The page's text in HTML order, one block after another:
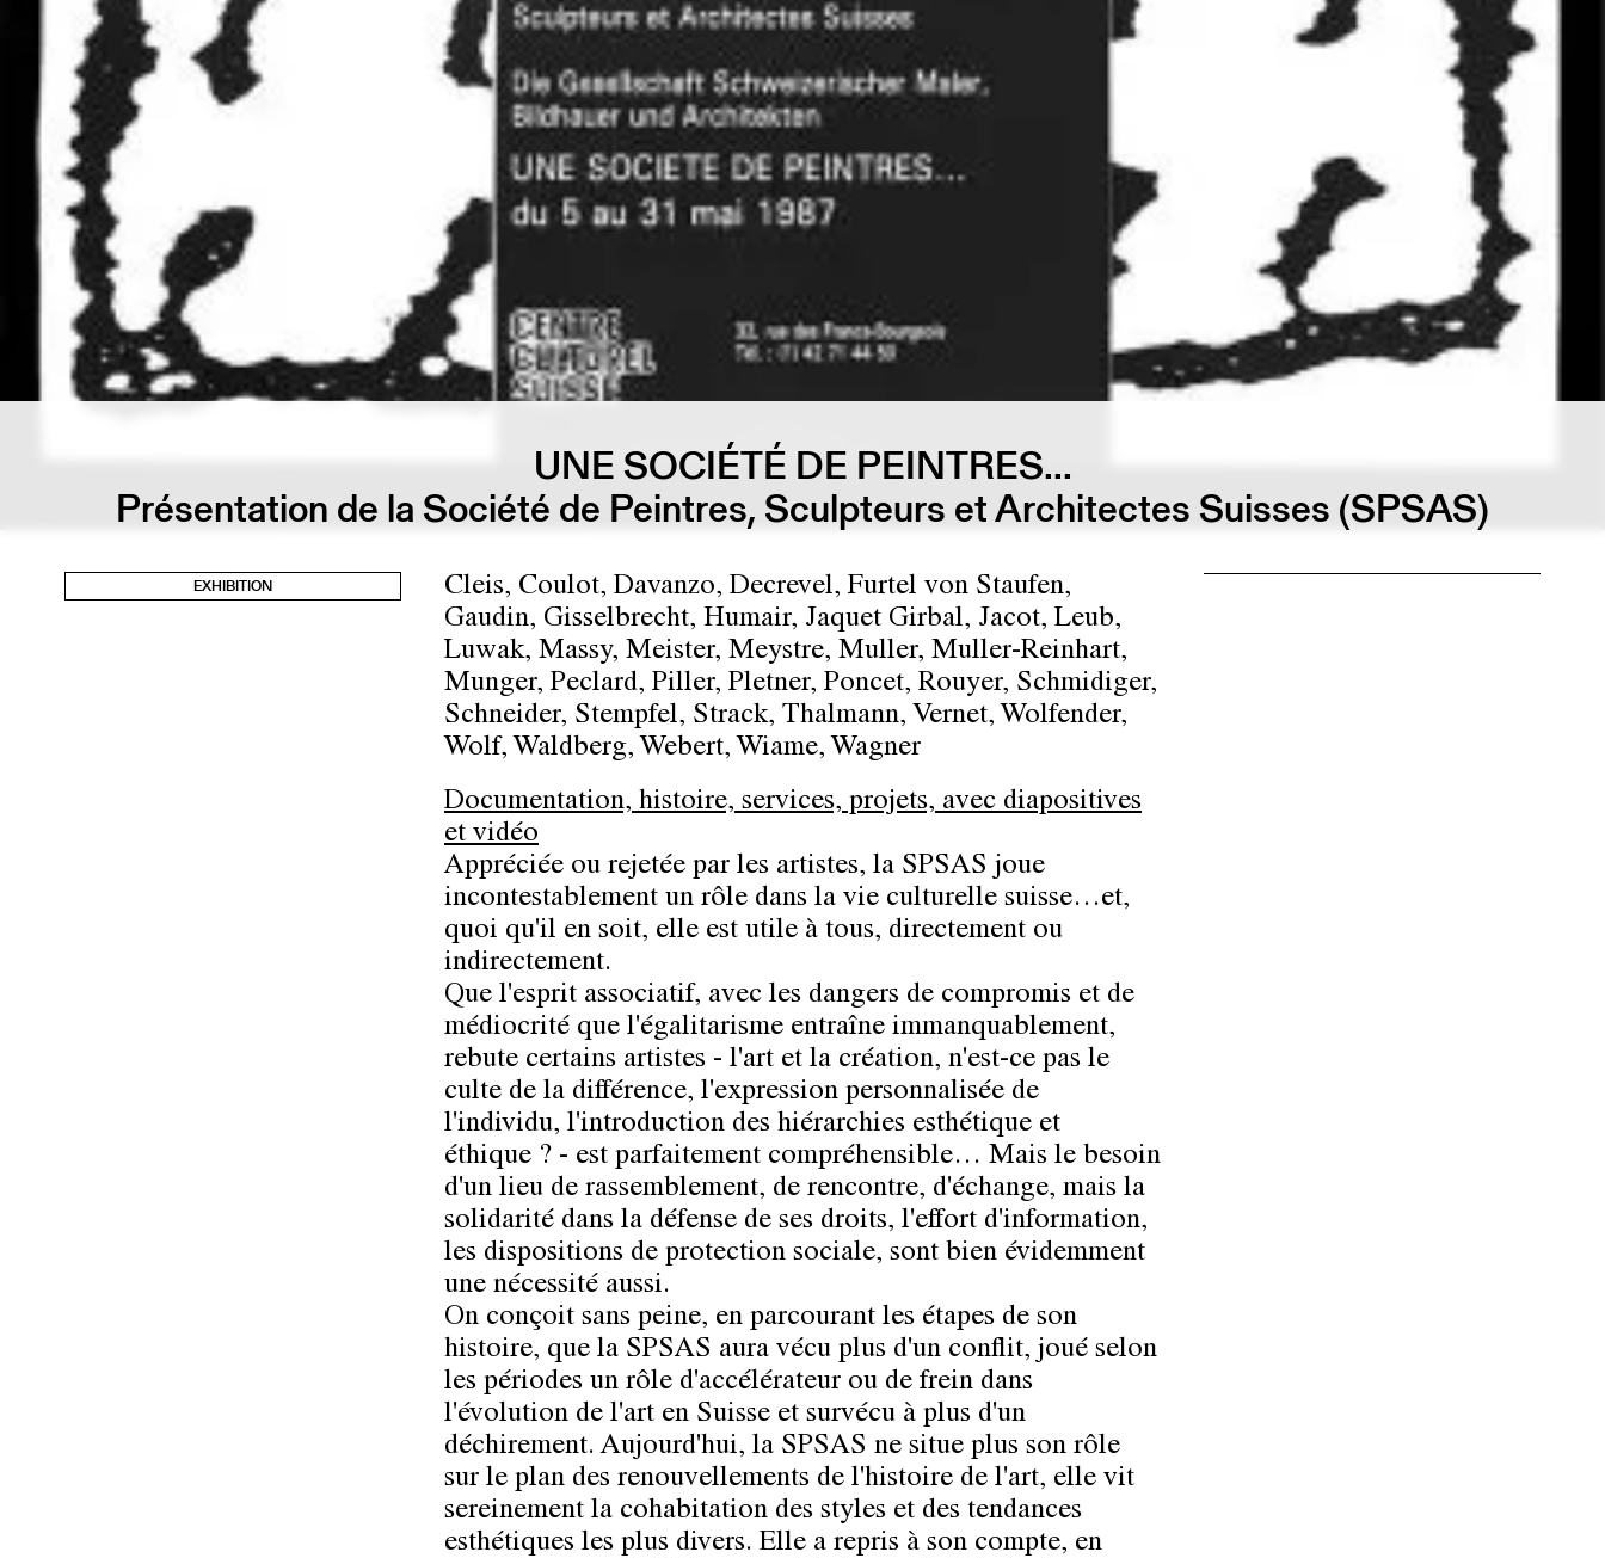
UNE SOCIÉTÉ DE PEINTRES...
Présentation de la Société de Peintres, Sculpteurs et Architectes Suisses (SPSAS)
EXHIBITION
Cleis, Coulot, Davanzo, Decrevel, Furtel von Staufen,
Gaudin, Gisselbrecht, Humair, Jaquet Girbal, Jacot, Leub,
Luwak, Massy, Meister, Meystre, Muller, Muller-Reinhart,
Munger, Peclard, Piller, Pletner, Poncet, Rouyer, Schmidiger,
Schneider, Stempfel, Strack, Thalmann, Vernet, Wolfender,
Wolf, Waldberg, Webert, Wiame, Wagner
Documentation, histoire, services, projets, avec diapositives
et vidéo
Appréciée ou rejetée par les artistes, la SPSAS joue
incontestablement un rôle dans la vie culturelle suisse…et,
quoi qu'il en soit, elle est utile à tous, directement ou
indirectement.
Que l'esprit associatif, avec les dangers de compromis et de
médiocrité que l'égalitarisme entraîne immanquablement,
rebute certains artistes - l'art et la création, n'est-ce pas le
culte de la différence, l'expression personnalisée de
l'individu, l'introduction des hiérarchies esthétique et
éthique ? - est parfaitement compréhensible… Mais le besoin
d'un lieu de rassemblement, de rencontre, d'échange, mais la
solidarité dans la défense de ses droits, l'effort d'information,
les dispositions de protection sociale, sont bien évidemment
une nécessité aussi.
On conçoit sans peine, en parcourant les étapes de son
histoire, que la SPSAS aura vécu plus d'un conflit, joué selon
les périodes un rôle d'accélérateur ou de frein dans
l'évolution de l'art en Suisse et survécu à plus d'un
déchirement. Aujourd'hui, la SPSAS ne situe plus son rôle
sur le plan des renouvellements de l'histoire de l'art, elle vit
sereinement la cohabitation des styles et des tendances
esthétiques les plus divers. Elle a repris à son compte, en